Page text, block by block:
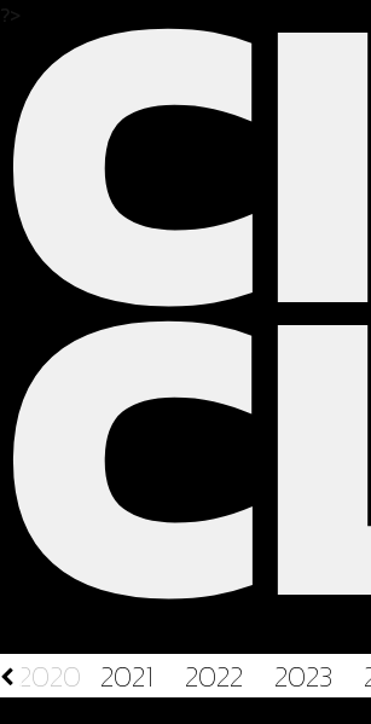
2020 2021 2022 2023
?>